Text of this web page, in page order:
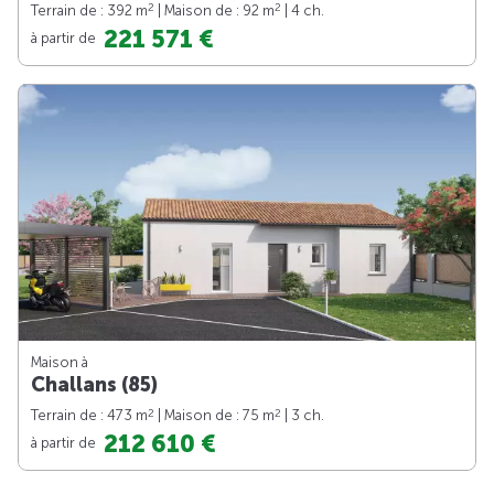
Terrain de : 392 m2 | Maison de : 92 m2
| 4 ch.
à partir de 221 571 €
Maison à
Challans (85)
Terrain de : 473 m2 | Maison de : 75 m2
| 3 ch.
à partir de 212 610 €